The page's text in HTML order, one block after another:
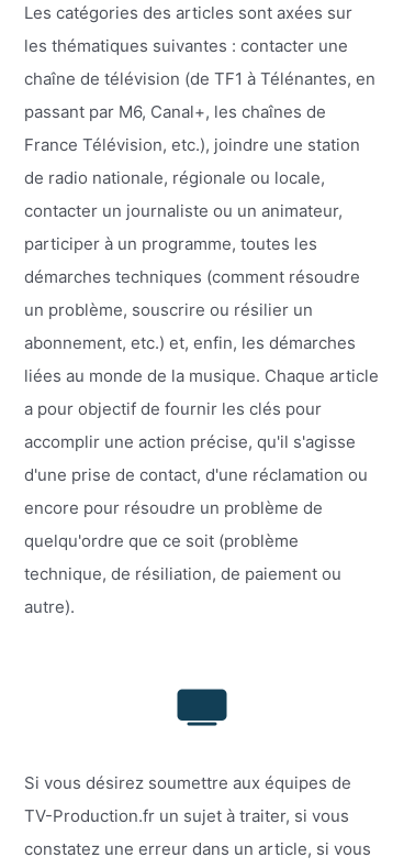
Les catégories des articles sont axées sur
les thématiques suivantes : contacter une
chaîne de télévision (de TF1 à Télénantes, en
passant par M6, Canal+, les chaînes de
France Télévision, etc.), joindre une station
de radio nationale, régionale ou locale,
contacter un journaliste ou un animateur,
participer à un programme, toutes les
démarches techniques (comment résoudre
un problème, souscrire ou résilier un
abonnement, etc.) et, enfin, les démarches
liées au monde de la musique. Chaque article
a pour objectif de fournir les clés pour
accomplir une action précise, qu'il s'agisse
d'une prise de contact, d'une réclamation ou
encore pour résoudre un problème de
quelqu'ordre que ce soit (problème
technique, de résiliation, de paiement ou
autre).
Si vous désirez soumettre aux équipes de
TV-Production.fr un sujet à traiter, si vous
constatez une erreur dans un article, si vous